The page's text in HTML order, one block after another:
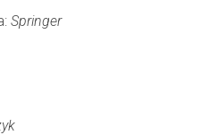
Springer